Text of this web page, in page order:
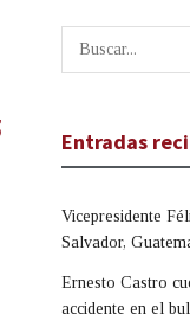
Entradas
Vicepresidente
Salvador,
Ernesto Castro
accidente en el